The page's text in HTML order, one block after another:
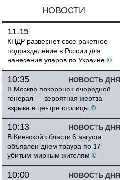
НОВОСТИ
11:15
КНДР развернет свое ракетное
подразделение в России для
нанесения ударов по Украине ©
НОВОСТЬ ДНЯ
10:35
В Москве похоронен очередной
генерал — вероятная жертва
взрыва в центре столицы ©
НОВОСТЬ ДНЯ
10:13
В Киевской области 6 августа
объявлен днем траура по 17
убитым мирным жителям ©
НОВОСТЬ ДНЯ
10:00